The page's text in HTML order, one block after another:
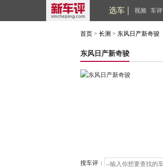
选车 视频 车评
首页 > 长测 > 东风日产新奇骏
东风日产新奇骏
搜车评：